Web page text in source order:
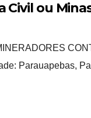
Civil ou
Parauapebas,